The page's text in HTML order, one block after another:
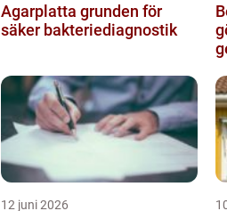
Agarplatta grunden för
säker bakteriediagnostik
12 juni 2026